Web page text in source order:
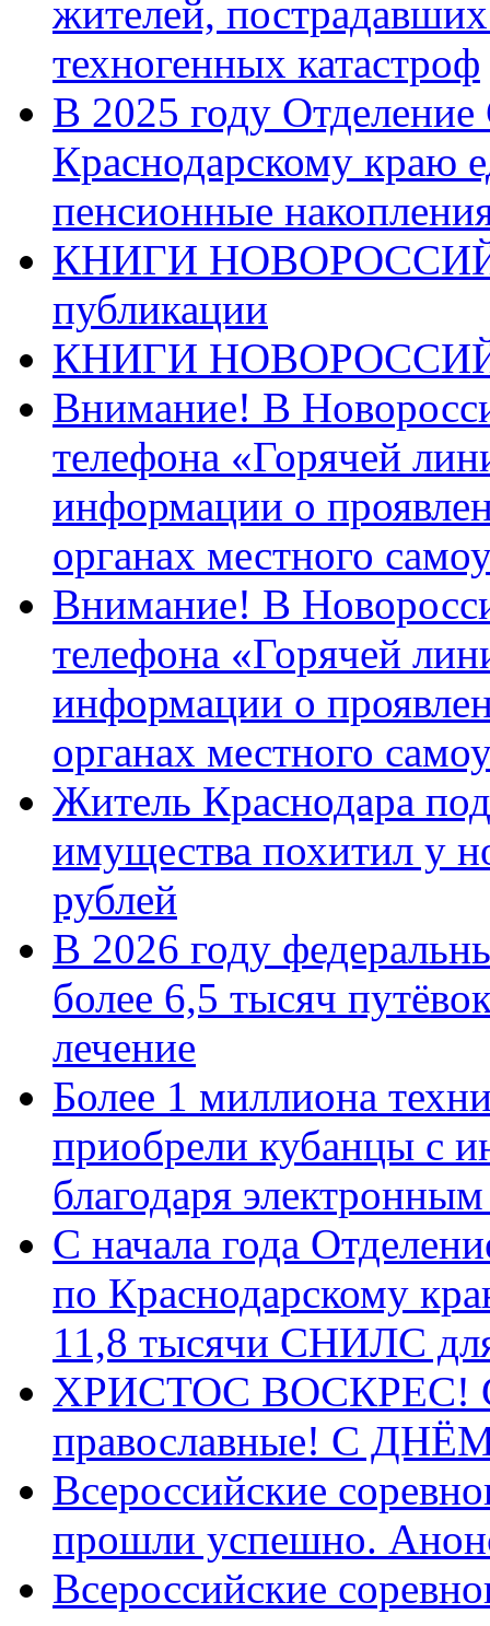
жителей,
техногенных катастроф
В 2025 году
Краснодарскому краю
пенсионные
КНИГИ
публикации
КНИГИ
Внимание! В
телефона «Горячей
информации о
органах местного
Внимание! В
телефона «Горячей
информации о
органах местного
Житель Краснодара
имущества похитил у
рублей
В 2026 году
более 6,5 тысяч
лечение
Более 1 миллиона
приобрели кубанцы с
благодаря
С начала года
по Краснодарскому
11,8 тысячи СНИЛС
ХРИСТОС ВОСКРЕС! С
православные! C
Всероссийские
прошли успешно.
Всероссийские